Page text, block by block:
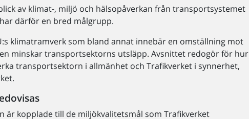
av klimat-, miljö och hälsopåverkan från transportsystemet
därför en bred målgrupp.
klimatramverk som bland annat innebär en omställning mot
minskar transportsektorns utsläpp. Avsnittet redogör för hur
transportsektorn i allmänhet och Trafikverket i synnerhet,
är kopplade till de miljökvalitetsmål som Trafikverket